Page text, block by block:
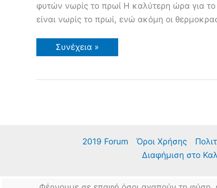
φυτών νωρίς το πρωί Η καλύτερη ώρα για
είναι νωρίς το πρωί, ενώ ακόμη οι
Πότισμα
Φυτών
και
Συνέχεια »
2019 Forum Όροι Χρήσης
Διαφήμιση στο